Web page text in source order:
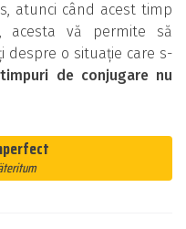
atunci când acest timp
acesta vă permite să
despre o situație care s-
de conjugare nu